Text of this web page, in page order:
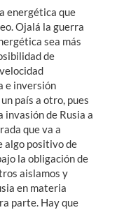
energética que
Ojalá la guerra
sea más
de
e inversión
país a otro, pues
invasión de Rusia a
que va a
algo positivo de
la obligación de
aislamos y
en materia
parte. Hay que